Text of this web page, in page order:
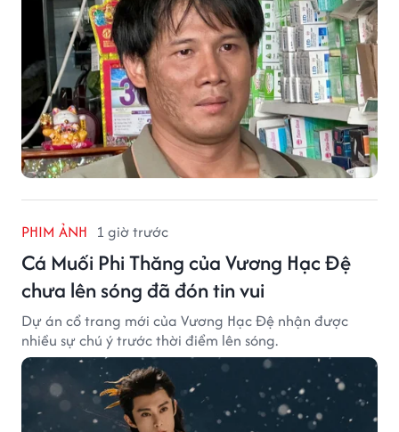
PHIM ẢNH 1 giờ trước
Cá Muối Phi Thăng của Vương Hạc Đệ
chưa lên sóng đã đón tin vui
Dự án cổ trang mới của Vương Hạc Đệ nhận được
nhiều sự chú ý trước thời điểm lên sóng.